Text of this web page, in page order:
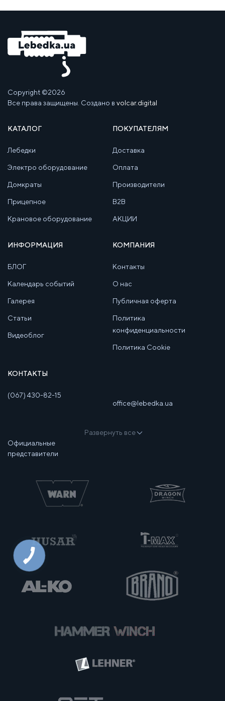
Copyright ©2026
Все права защищены. Создано в volcar.digital
КАТАЛОГ
Лебедки
Электро оборудование
Домкраты
Прицепное
Крановое оборудование
ПОКУПАТЕЛЯМ
Доставка
Оплата
Производители
B2B
АКЦИИ
ИНФОРМАЦИЯ
БЛОГ
Календарь событий
Галерея
Статьи
Видеоблог
КОМПАНИЯ
Контакты
О нас
Публичная оферта
Политика
конфиденциальности
Политика Cookie
КОНТАКТЫ
(067) 430-82-15
office@lebedka.ua
Развернуть все
Официальные
представители